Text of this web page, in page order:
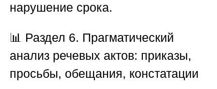
нарушение срока.
📊 Раздел 6. Прагматический
анализ речевых актов: приказы,
просьбы, обещания, констатации